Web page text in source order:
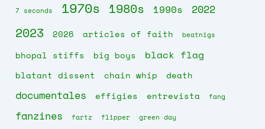
7 seconds 1970s 1980s 1990s 2022
2023 2026 articles of faith beatnigs
bhopal stiffs big boys black flag
blatant dissent chain whip death
documentales effigies entrevista fang
fanzines fartz flipper green day